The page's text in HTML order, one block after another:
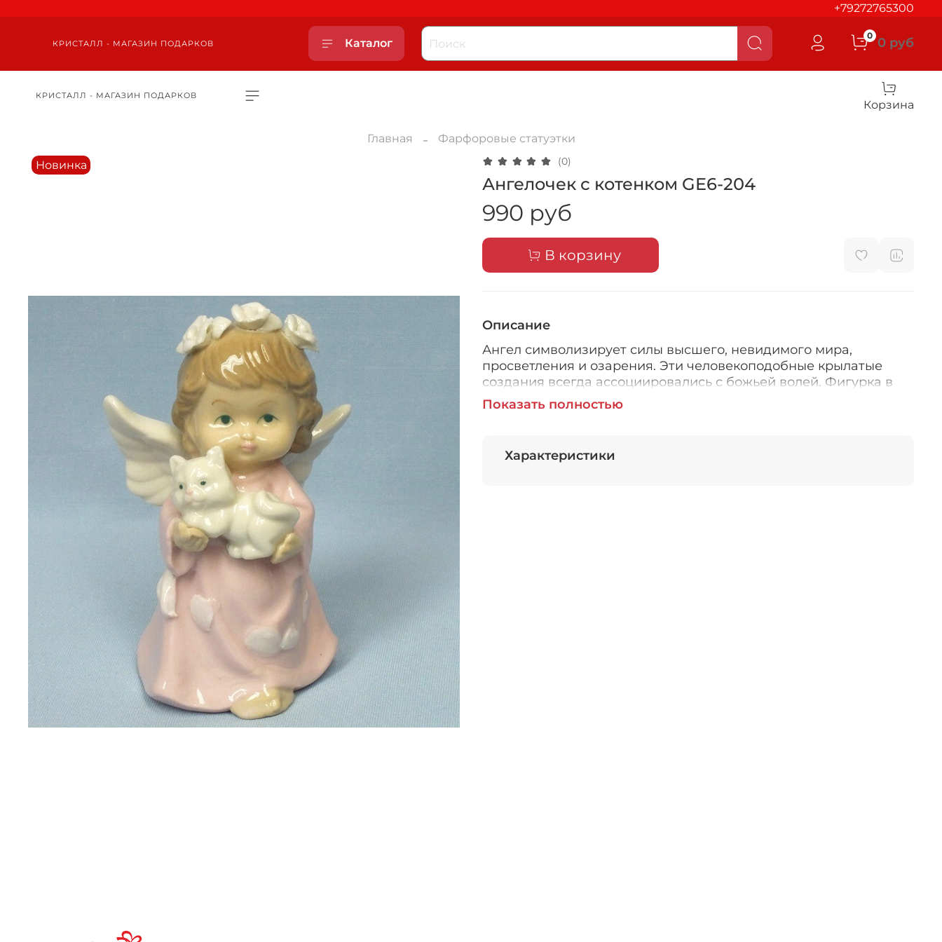
+79272765300
КРИСТАЛЛ - МАГАЗИН ПОДАРКОВ Каталог
0 0 руб
КРИСТАЛЛ - МАГАЗИН ПОДАРКОВ
Корзина
Главная
Фарфоровые статуэтки
Новинка
(0)
Ангелочек с котенком GE6-204
990 руб
В корзину
Описание
Ангел символизирует силы высшего, невидимого мира,
просветления и озарения. Эти человекоподобные крылатые
создания всегда ассоциировались с божьей волей. Фигурка в
виде ангела может стать очень мощным и надёжным оберегом!
Хорошо дарить такой оберег близким. А если вам подарили
вдохновение своему владельцу.
Показать полностью
Характеристики